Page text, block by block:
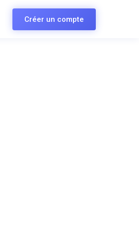
Créer un compte